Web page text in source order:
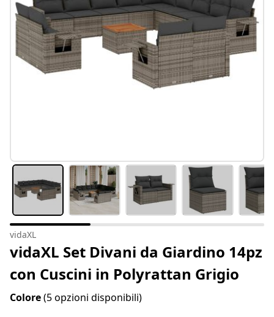
vidaXL
vidaXL Set Divani da Giardino 14pz
con Cuscini in Polyrattan Grigio
Colore(5 opzioni disponibili)